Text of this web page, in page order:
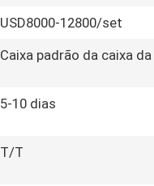
USD8000-12800/set
Caixa padrão da caixa
5-10 dias
T/T